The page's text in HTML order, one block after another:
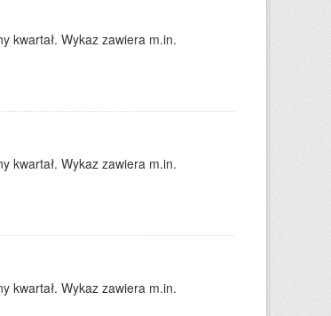
kwartał. Wykaz zawiera m.in.
kwartał. Wykaz zawiera m.in.
kwartał. Wykaz zawiera m.in.